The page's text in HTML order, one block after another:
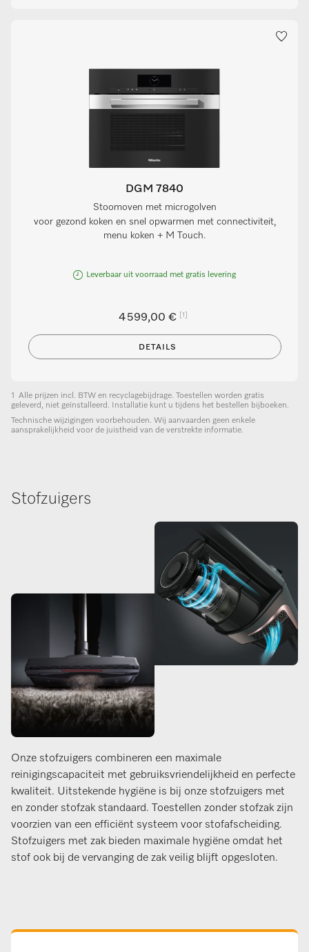
DGM 7840
Stoomoven met microgolven
voor gezond koken en snel opwarmen met connectiviteit,
menu koken + M Touch.
Leverbaar uit voorraad met gratis levering
4 599,00 € [1]
DETAILS
1 Alle prijzen incl. BTW en recyclagebijdrage. Toestellen worden gratis
geleverd, niet geïnstalleerd. Installatie kunt u tijdens het bestellen bijboeken.
Technische wijzigingen voorbehouden. Wij aanvaarden geen enkele
aansprakelijkheid voor de juistheid van de verstrekte informatie.
Stofzuigers
Onze stofzuigers combineren een maximale
reinigingscapaciteit met gebruiksvriendelijkheid en perfecte
kwaliteit. Uitstekende hygiëne is bij onze stofzuigers met
en zonder stofzak standaard. Toestellen zonder stofzak zijn
voorzien van een efficiënt systeem voor stofafscheiding.
Stofzuigers met zak bieden maximale hygiëne omdat het
stof ook bij de vervanging de zak veilig blijft opgesloten.